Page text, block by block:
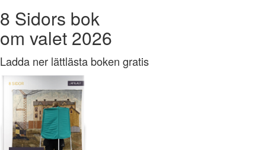
8 Sidors bok
om valet 2026
Ladda ner lättlästa boken gratis